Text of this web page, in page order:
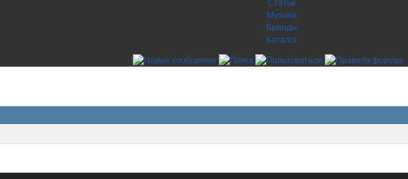
Статьи
Музыка
Бренды
Каталог